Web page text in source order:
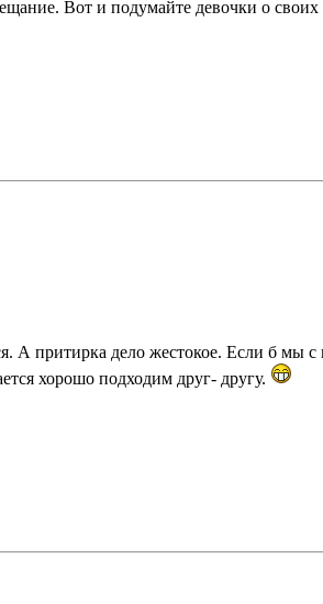
Вот и подумайте девочки о своих
А притирка дело жестокое. Если б
хорошо подходим друг- другу.